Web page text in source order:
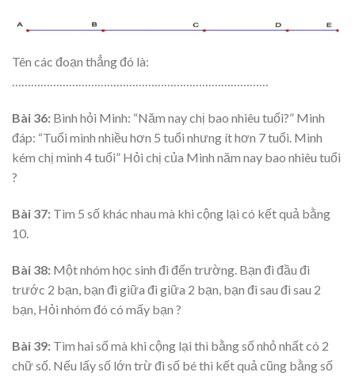
Tên các đoạn thẳng đó là:
………………………………………………………………………
Bài 36: Bình hỏi Minh: “Năm nay chị bao nhiêu tuổi?” Minh
đáp: “Tuổi mình nhiều hơn 5 tuổi nhưng ít hơn 7 tuổi. Mình
kém chị mình 4 tuổi” Hỏi chị của Minh năm nay bao nhiêu tuổi
?
Bài 37: Tìm 5 số khác nhau mà khi cộng lại có kết quả bằng
10.
Bài 38: Một nhóm học sinh đi đến trường. Bạn đi đầu đi
trước 2 bạn, bạn đi giữa đi giữa 2 bạn, bạn đi sau đi sau 2
bạn, Hỏi nhóm đó có mấy bạn ?
Bài 39: Tìm hai số mà khi cộng lại thì bằng số nhỏ nhất có 2
chữ số. Nếu lấy số lớn trừ đi số bé thì kết quả cũng bằng số